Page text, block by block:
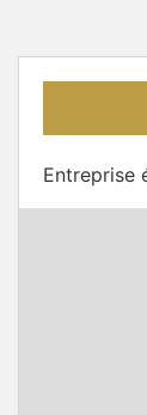
Entreprise